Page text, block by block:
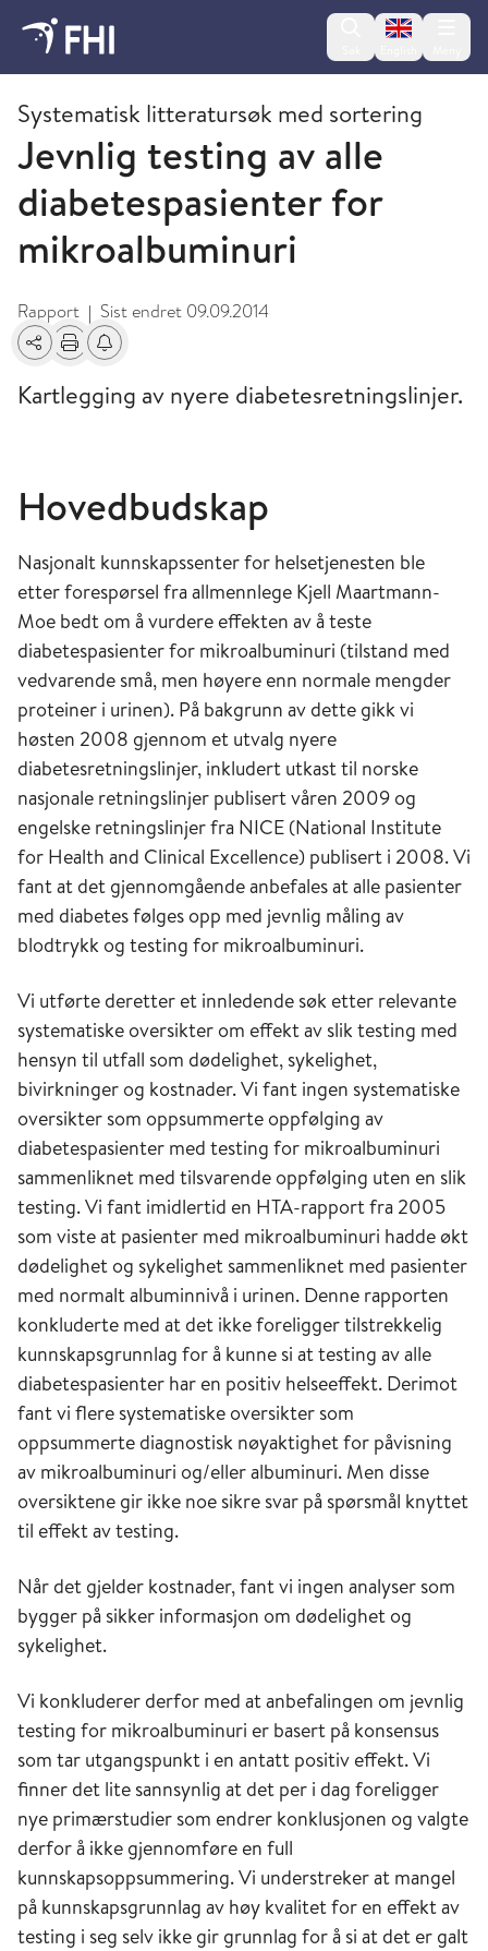
Change
2009 og eldre publikasjoner fra FHI
Systematisk litteratursøk med sortering
Jevnlig testing av alle
diabetespasienter for
mikroalbuminuri
Rapport | Sist endret 09.09.2014
Del Skriv utFå varsel om endringer
Kartlegging av nyere diabetesretningslinjer.
Hovedbudskap
Nasjonalt kunnskapssenter for helsetjenesten ble
etter forespørsel fra allmennlege Kjell Maartmann-
Moe bedt om å vurdere effekten av å teste
diabetespasienter for mikroalbuminuri (tilstand med
vedvarende små, men høyere enn normale mengder
proteiner i urinen). På bakgrunn av dette gikk vi
høsten 2008 gjennom et utvalg nyere
diabetesretningslinjer, inkludert utkast til norske
nasjonale retningslinjer publisert våren 2009 og
engelske retningslinjer fra NICE (National Institute
for Health and Clinical Excellence) publisert i 2008. Vi
fant at det gjennomgående anbefales at alle pasienter
med diabetes følges opp med jevnlig måling av
blodtrykk og testing for mikroalbuminuri.
Vi utførte deretter et innledende søk etter relevante
systematiske oversikter om effekt av slik testing med
hensyn til utfall som dødelighet, sykelighet,
bivirkninger og kostnader. Vi fant ingen systematiske
oversikter som oppsummerte oppfølging av
diabetespasienter med testing for mikroalbuminuri
sammenliknet med tilsvarende oppfølging uten en slik
testing. Vi fant imidlertid en HTA-rapport fra 2005
som viste at pasienter med mikroalbuminuri hadde økt
dødelighet og sykelighet sammenliknet med pasienter
med normalt albuminnivå i urinen. Denne rapporten
konkluderte med at det ikke foreligger tilstrekkelig
kunnskapsgrunnlag for å kunne si at testing av alle
diabetespasienter har en positiv helseeffekt. Derimot
fant vi flere systematiske oversikter som
oppsummerte diagnostisk nøyaktighet for påvisning
av mikroalbuminuri og/eller albuminuri. Men disse
oversiktene gir ikke noe sikre svar på spørsmål knyttet
til effekt av testing.
Når det gjelder kostnader, fant vi ingen analyser som
bygger på sikker informasjon om dødelighet og
sykelighet.
Vi konkluderer derfor med at anbefalingen om jevnlig
testing for mikroalbuminuri er basert på konsensus
som tar utgangspunkt i en antatt positiv effekt. Vi
finner det lite sannsynlig at det per i dag foreligger
nye primærstudier som endrer konklusjonen og valgte
derfor å ikke gjennomføre en full
kunnskapsoppsummering. Vi understreker at mangel
på kunnskapsgrunnlag av høy kvalitet for en effekt av
testing i seg selv ikke gir grunnlag for å si at det er galt